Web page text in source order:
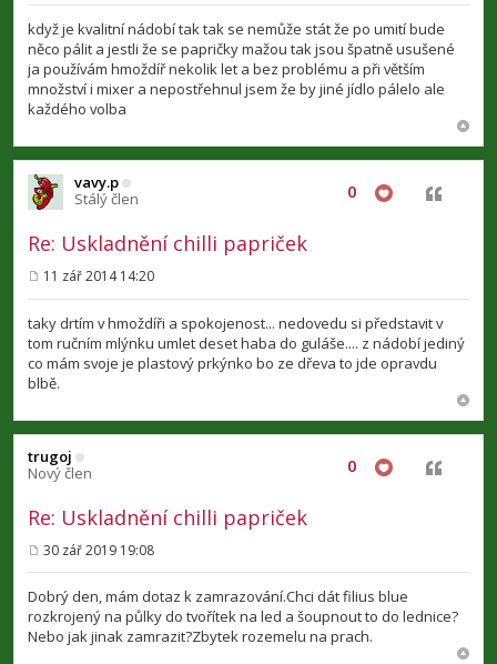
ř
í
s
p
ě
v
e
k
když je kvalitní nádobí tak tak se nemůže stát že po umití bude
něco pálit a jestli že se papričky mažou tak jsou špatně usušené
ja používám hmoždíř nekolik let a bez problému a při větším
množství i mixer a nepostřehnul jsem že by jiné jídlo pálelo ale
každého volba
vavy.p
Stálý člen
Re: Uskladnění chilli papriček
0 Citovat
ř
í
s
p
ě
v
11 zář 2014 14:20
taky drtím v hmoždíři a spokojenost... nedovedu si představit v
tom ručním mlýnku umlet deset haba do guláše.... z nádobí jediný
co mám svoje je plastový prkýnko bo ze dřeva to jde opravdu
blbě.
trugoj
Nový člen
Re: Uskladnění chilli papriček
0 Citovat
ř
í
p
ě
30 zář 2019 19:08
Dobrý den, mám dotaz k zamrazování.Chci dát filius blue
rozkrojený na půlky do tvořítek na led a šoupnout to do lednice?
Nebo jak jinak zamrazit?Zbytek rozemelu na prach.